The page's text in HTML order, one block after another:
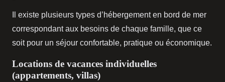
Il existe plusieurs types d’hébergement en bord de mer
correspondant aux besoins de chaque famille, que ce
soit pour un séjour confortable, pratique ou économique.
Locations de vacances individuelles
(appartements, villas)